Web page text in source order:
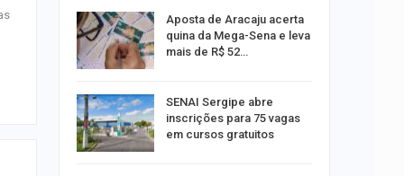
Novo
Aposta de Aracaju acerta
quina da Mega-Sena e leva
mais de R$ 52…
SENAI Sergipe abre
inscrições para 75 vagas
em cursos gratuitos